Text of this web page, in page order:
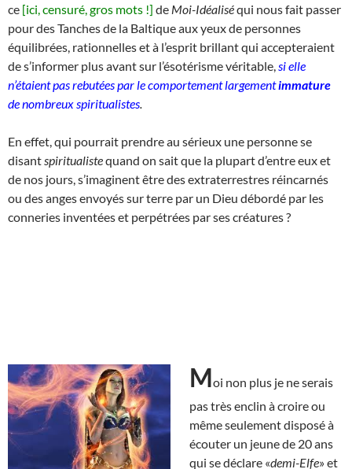
ce [ici, censuré, gros mots !] de Moi-Idéaliséqui nous fait passer
pour des Tanches de la Baltique aux yeux de personnes
équilibrées, rationnelles et à l’esprit brillant qui accepteraient
de s’informer plus avant sur l’ésotérisme véritable, si elle
n’étaient pas rebutées par le comportement largementimmature
de nombreux spiritualistes
En effet, qui pourrait prendre au sérieux une personne se
disant spiritualistequand on sait que la plupart d’entre eux et
de nos jours, s’imaginent être des extraterrestres réincarnés
ou des anges envoyés sur terre par un Dieu débordé par les
conneries inventées et perpétrées par ses créatures ?
Moi non plus je ne serais
pas très enclin à croire ou
même seulement disposé à
écouter un jeune de 20 ans
qui se déclare «demi-Elfe» et